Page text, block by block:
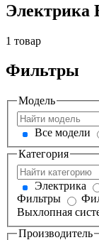
Электрика
1 товар
Фильтры
Модель
Все модели
Категория
Электрика
Фильтры
Выхлопная
Производитель